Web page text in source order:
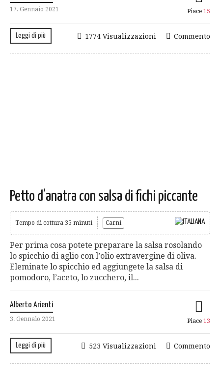
17. Gennaio 2021 Piace 15
Leggi di più Commento
1774 Visualizzazioni
Petto d’anatra con salsa di fichi piccante
Tempo di cottura 35 minuti Carni
Per prima cosa potete preparare la salsa rosolando
lo spicchio di aglio con l’olio extravergine di oliva.
Eleminate lo spicchio ed aggiungete la salsa di
pomodoro, l’aceto, lo zucchero, il...
Alberto Arienti
3. Gennaio 2021 Piace 13
Leggi di più Commento
523 Visualizzazioni